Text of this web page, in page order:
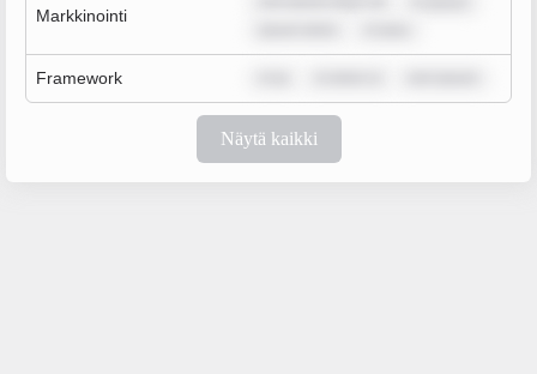
Markkinointi
Framework
Näytä kaikki